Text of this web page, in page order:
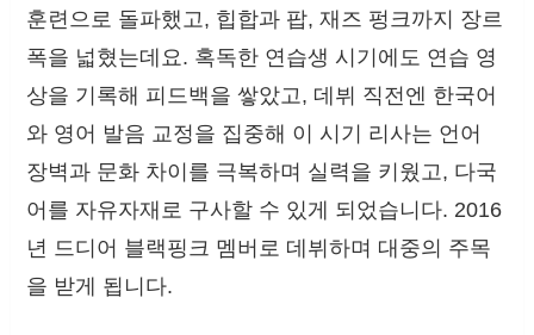
훈련으로 돌파했고, 힙합과 팝, 재즈 펑크까지 장르
폭을 넓혔는데요. 혹독한 연습생 시기에도 연습 영
상을 기록해 피드백을 쌓았고, 데뷔 직전엔 한국어
와 영어 발음 교정을 집중해 이 시기 리사는 언어
장벽과 문화 차이를 극복하며 실력을 키웠고, 다국
어를 자유자재로 구사할 수 있게 되었습니다. 2016
년 드디어 블랙핑크 멤버로 데뷔하며 대중의 주목
을 받게 됩니다.